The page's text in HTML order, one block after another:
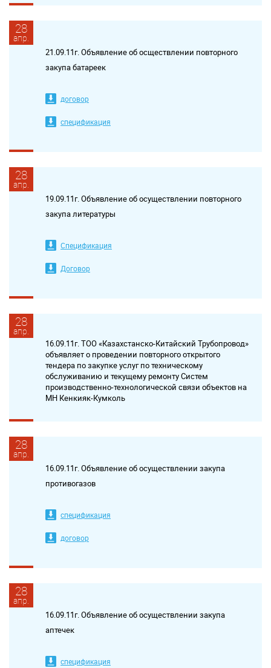
28
апр.
21.09.11г. Объявление об осществлении повторного
закупа батареек
договор
спецификация
28
апр.
19.09.11г. Объявление об осуществлении повторного
закупа литературы
Спецификация
Договор
28
апр.
16.09.11г. ТОО «Казахстанско-Китайский Трубопровод»
объявляет о проведении повторного открытого
тендера по закупке услуг по техническому
обслуживанию и текущему ремонту Систем
производственно-технологической связи объектов на
МН Кенкияк-Кумколь
28
апр.
16.09.11г. Объявление об осуществлении закупа
противогазов
спецификация
договор
28
апр.
16.09.11г. Объявление об осуществлении закупа
аптечек
спецификация